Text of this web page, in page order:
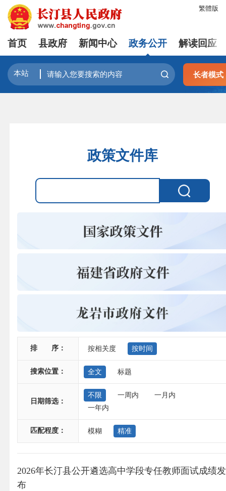
繁體版
首页 县政府 新闻中心 政务公开 解读回应
长者模式
政策文件库
排 序： 按相关度 按时间
搜索位置： 全文 标题
日期筛选：
不限 一周内
一月内
一年内
匹配程度： 模糊 精准
2026年长汀县公开遴选高中学段专任教师面试成绩发
布